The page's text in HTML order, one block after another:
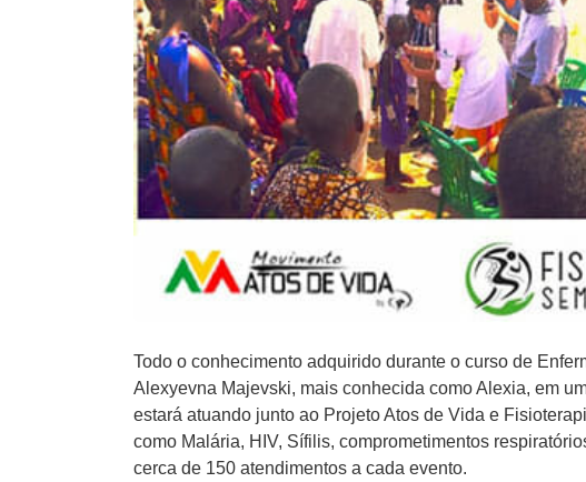
Todo o conhecimento adquirido durante o curso de
Alexyevna Majevski, mais conhecida como Alexia, em
estará atuando junto ao Projeto Atos de Vida e
como Malária, HIV, Sífilis, comprometimentos
cerca de 150 atendimentos a cada evento.